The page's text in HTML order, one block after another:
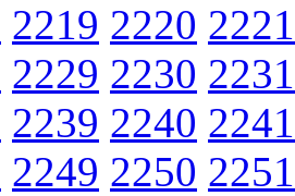
2219 2220 2221
2229 2230 2231
2239 2240 2241
2249 2250 2251